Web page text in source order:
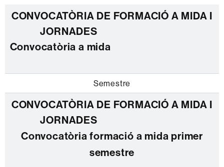
Convocatòria a mida
Semestre
Convocatòria formació a mida primer
semestre